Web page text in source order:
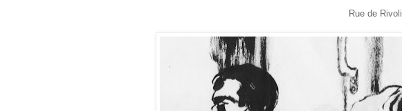
Rue de Rivoli